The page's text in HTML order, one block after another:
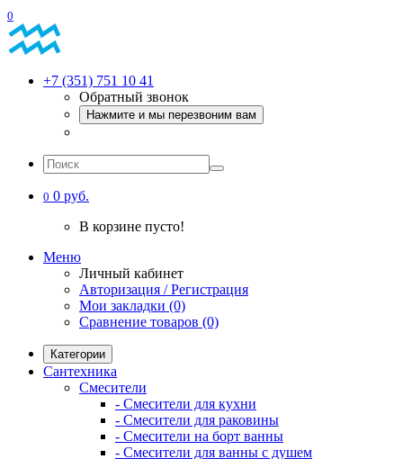
0
+7 (351) 751 10 41
Обратный звонок
Нажмите и мы перезвоним вам
0 0 руб.
В корзине пусто!
Меню
Личный кабинет
Авторизация / Регистрация
Мои закладки (0)
Сравнение товаров (0)
Категории
Сантехника
Смесители
- Смесители для кухни
- Смесители для раковины
- Смесители на борт ванны
- Смесители для ванны с душем